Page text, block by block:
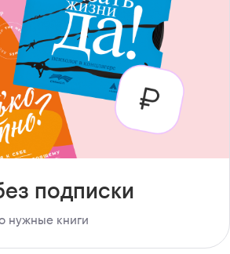
подписки
нужные книги